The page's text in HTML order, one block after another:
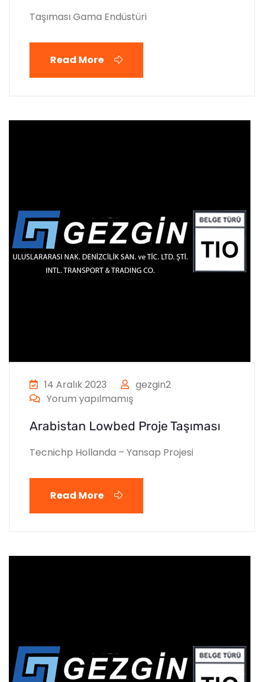
Taşıması Gama Endüstüri
Read More
14 Aralık 2023
gezgin2
Yorum yapılmamış
Arabistan Lowbed Proje Taşıması
Tecnichp Hollanda – Yansap Projesi
Read More